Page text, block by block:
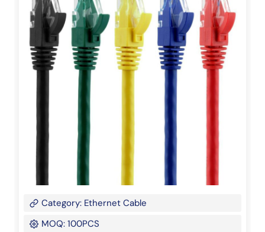
Category: Ethernet Cable
MOQ: 100PCS